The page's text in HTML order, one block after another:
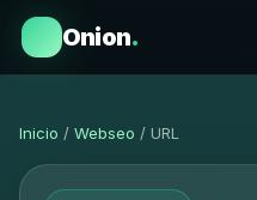
Onion.
Inicio / Webseo / URL